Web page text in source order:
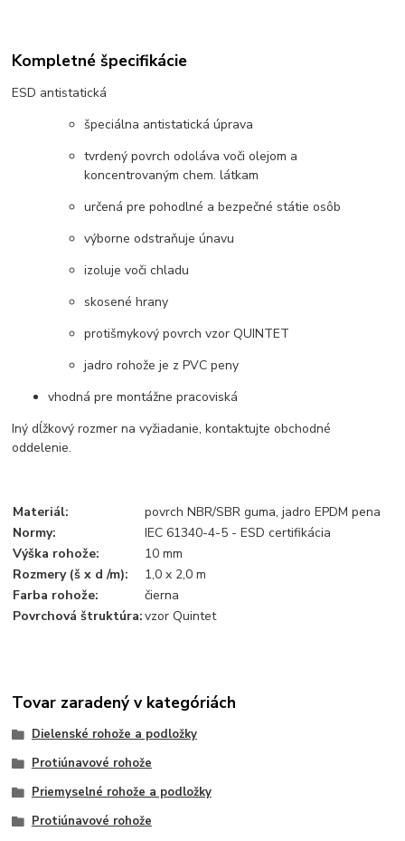
Kompletné špecifikácie
ESD antistatická
špeciálna antistatická úprava
tvrdený povrch odoláva voči olejom a
koncentrovaným chem. látkam
určená pre pohodlné a bezpečné státie osôb
výborne odstraňuje únavu
izoluje voči chladu
skosené hrany
protišmykový povrch vzor QUINTET
jadro rohože je z PVC peny
vhodná pre montážne pracoviská
Iný dĺžkový rozmer na vyžiadanie, kontaktujte obchodné
oddelenie.
Materiál:
povrch NBR/SBR guma, jadro EPDM pena
Normy:
IEC 61340-4-5 - ESD certifikácia
Výška rohože:
10 mm
Rozmery (š x d /m):
1,0 x 2,0 m
Farba rohože:
čierna
Povrchová štruktúra:vzor Quintet
Tovar zaradený v kategóriách
Dielenské rohože a podložky
Protiúnavové rohože
Priemyselné rohože a podložky
Protiúnavové rohože